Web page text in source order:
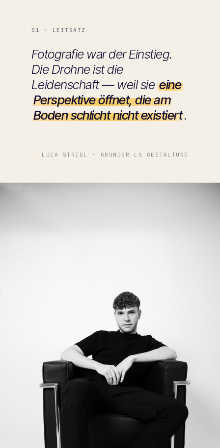
01 · LEITSATZ
Fotografie war der Einstieg.
Die Drohne ist die
Leidenschaft — weil sie eine
Perspektive öffnet, die am
Boden schlicht nicht existiert.
LUCA STRIGL · GRÜNDER LS GESTALTUNG